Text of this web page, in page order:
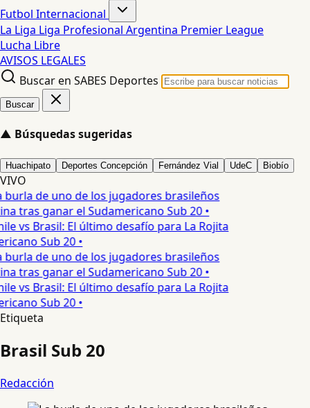
Futbol Internacional
La Liga Liga Profesional Argentina Premier League
Lucha Libre
AVISOS LEGALES
Buscar en SABES Deportes
Buscar
▲ Búsquedas sugeridas
Huachipato Deportes Concepción Fernández Vial UdeC Biobío
VIVO
burla de uno de los jugadores brasileños
tras ganar el Sudamericano Sub 20 •
vs Brasil: El último desafío para La Rojita
Sub 20 •
burla de uno de los jugadores brasileños
tras ganar el Sudamericano Sub 20 •
vs Brasil: El último desafío para La Rojita
Sub 20 •
Etiqueta
Brasil Sub 20
Redacción